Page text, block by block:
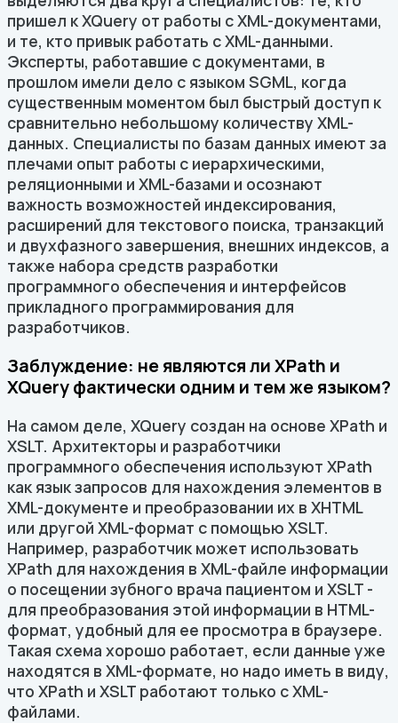
пришел к XQuery от работы с XML-документами,
и те, кто привык работать с XML-данными.
Эксперты, работавшие с документами, в
прошлом имели дело с языком SGML, когда
существенным моментом был быстрый доступ к
сравнительно небольшому количеству XML-
данных. Специалисты по базам данных имеют за
плечами опыт работы с иерархическими,
реляционными и XML-базами и осознают
важность возможностей индексирования,
расширений для текстового поиска, транзакций
и двухфазного завершения, внешних индексов, а
также набора средств разработки
программного обеспечения и интерфейсов
прикладного программирования для
разработчиков.
Заблуждение: не являются ли XPath и
XQuery фактически одним и тем же языком?
На самом деле, XQuery создан на основе XPath и
XSLT. Архитекторы и разработчики
программного обеспечения используют XPath
как язык запросов для нахождения элементов в
XML-документе и преобразовании их в XHTML
или другой XML-формат с помощью XSLT.
Например, разработчик может использовать
XPath для нахождения в XML-файле информации
о посещении зубного врача пациентом и XSLT -
для преобразования этой информации в HTML-
формат, удобный для ее просмотра в браузере.
Такая схема хорошо работает, если данные уже
находятся в XML-формате, но надо иметь в виду,
что XPath и XSLT работают только с XML-
файлами.